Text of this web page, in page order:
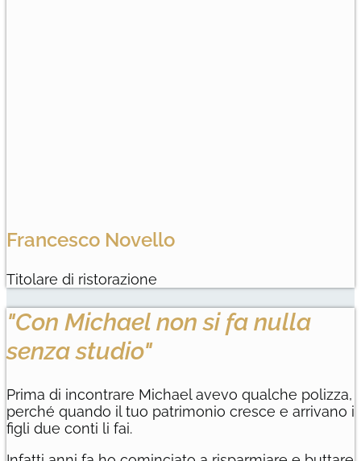
Francesco Novello
Titolare di ristorazione
"Con Michael non si fa nulla
senza studio"
Prima di incontrare Michael avevo qualche polizza,
perché quando il tuo patrimonio cresce e arrivano i
figli due conti li fai.